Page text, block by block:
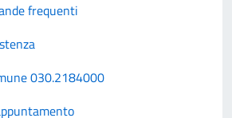
frequenti
030.2184000